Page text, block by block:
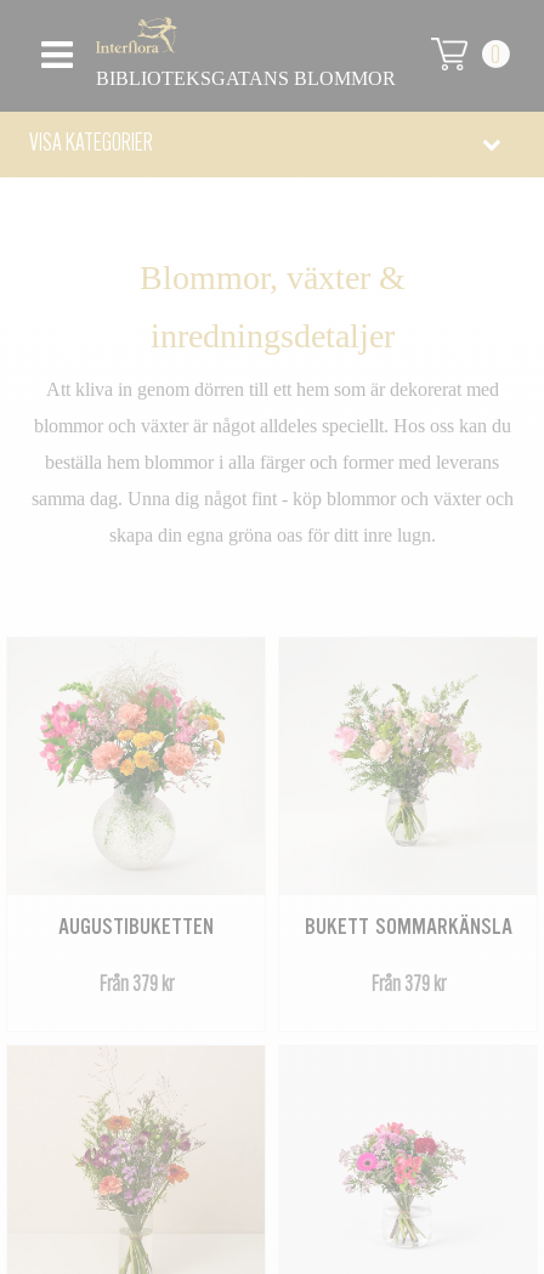
BIBLIOTEKSGATANS BLOMMOR
0
VISA KATEGORIER
Blommor, växter &
inredningsdetaljer
Att kliva in genom dörren till ett hem som är dekorerat med
blommor och växter är något alldeles speciellt. Hos oss kan du
beställa hem blommor i alla färger och former med leverans
samma dag. Unna dig något fint - köp blommor och växter och
skapa din egna gröna oas för ditt inre lugn.
AUGUSTIBUKETTEN
Från 379 kr
BUKETT SOMMARKÄNSLA
Från 379 kr